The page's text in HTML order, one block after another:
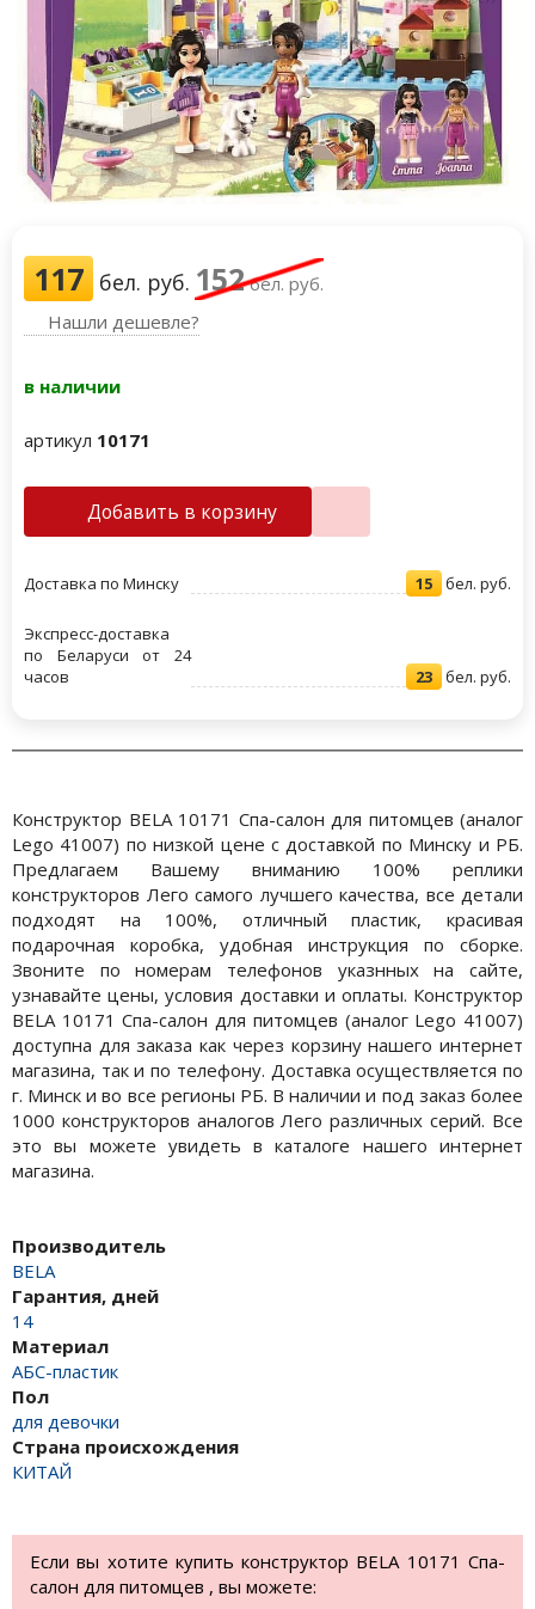
117 бел. руб. 152бел. руб.
Нашли дешевле?
в наличии
артикул 10171
Добавить в корзину
Доставка по Минску 15 бел. руб.
Экспресс-доставка
по Беларуси от 24
часов
23 бел. руб.
Конструктор BELA 10171 Спа-салон для питомцев (аналог
Lego 41007) по низкой цене с доставкой по Минску и РБ.
Предлагаем Вашему вниманию 100% реплики
конструкторов Лего самого лучшего качества, все детали
подходят на 100%, отличный пластик, красивая
подарочная коробка, удобная инструкция по сборке.
Звоните по номерам телефонов указнных на сайте,
узнавайте цены, условия доставки и оплаты. Конструктор
BELA 10171 Спа-салон для питомцев (аналог Lego 41007)
доступна для заказа как через корзину нашего интернет
магазина, так и по телефону. Доставка осуществляется по
г. Минск и во все регионы РБ. В наличии и под заказ более
1000 конструкторов аналогов Лего различных серий. Все
это вы можете увидеть в каталоге нашего интернет
магазина.
Производитель
BELA
Гарантия, дней
14
Материал
АБС-пластик
Пол
для девочки
Страна происхождения
КИТАЙ
Если вы хотите купить конструктор BELA 10171 Спа-
салон для питомцев , вы можете: